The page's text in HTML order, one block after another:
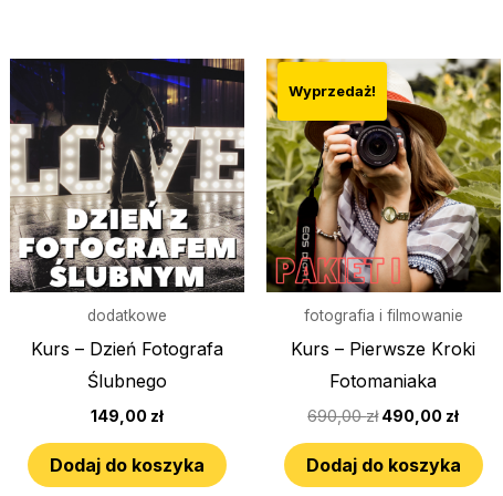
dodatkowe
Kurs – Dzień Fotografa
Ślubnego
149,00 zł
Dodaj do koszyka
Wyprzedaż!
fotografia i filmowanie
Kurs – Pierwsze Kroki
Fotomaniaka
690,00zł
Pierwotna
cena
wynosiła:
690,00 zł.
490,00 zł
cena
Dodaj do koszyka